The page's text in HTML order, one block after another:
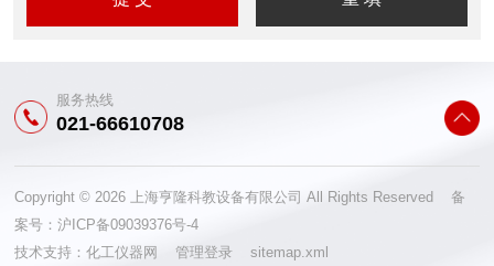
服务热线
021-66610708
Copyright © 2026 上海亨隆科教设备有限公司 All Rights Reserved 备
案号：沪ICP备09039376号-4
技术支持：化工仪器网管理登录 sitemap.xml